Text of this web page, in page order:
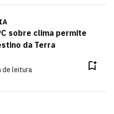
sobre clima permite
da Terra
de leitura